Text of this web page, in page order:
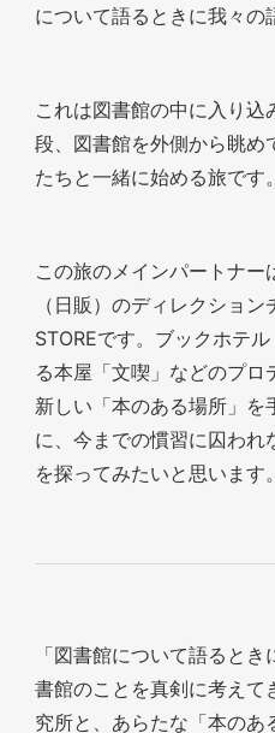
について語るときに我々の
これは図書館の中に入り
段、図書館を外側から眺め
たちと一緒に始める旅です。
この旅のメインパートナー
（日販）のディレクショ
STOREです。ブックホテ
る本屋「文喫」などのプ
新しい「本のある場所」を
に、今までの慣習に囚われ
を探ってみたいと思います。
「図書館について語ると
書館のことを真剣に考えて
究所と、あらたな「本のあ